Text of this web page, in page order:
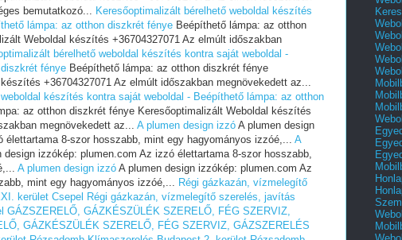
bemutatkozó... Keresőoptimalizált bérelhető weboldal készítés
lámpa: az otthon diszkrét fénye Beépíthető lámpa: az otthon
Weboldal készítés +36704327071 Az elmúlt időszakban
bérelhető weboldal készítés kontra saját weboldal -
fénye Beépíthető lámpa: az otthon diszkrét fénye
+36704327071 Az elmúlt időszakban megnövekedett az...
készítés kontra saját weboldal - Beépíthető lámpa: az otthon
az otthon diszkrét fénye Keresőoptimalizált Weboldal készítés
megnövekedett az... A plumen design izzó A plumen design
élettartama 8-szor hosszabb, mint egy hagyományos izzóé,... A
design izzókép: plumen.com Az izzó élettartama 8-szor hosszabb,
A plumen design izzó A plumen design izzókép: plumen.com Az
mint egy hagyományos izzóé,... Régi gázkazán, vízmelegítő
kerület Csepel
Régi gázkazán, vízmelegítő szerelés, javítás
GÁZSZERELŐ, GÁZKÉSZÜLÉK SZERELŐ, FÉG SZERVIZ,
GÁZKÉSZÜLÉK SZERELŐ, FÉG SZERVIZ, GÁZSZERELÉS